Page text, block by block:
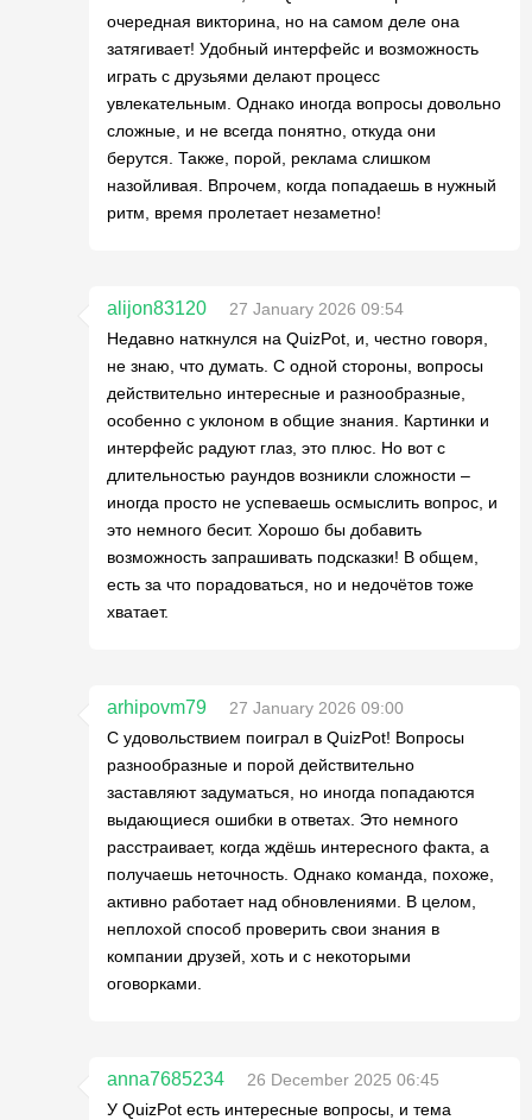
очередная викторина, но на самом деле она
затягивает! Удобный интерфейс и возможность
играть с друзьями делают процесс
увлекательным. Однако иногда вопросы довольно
сложные, и не всегда понятно, откуда они
берутся. Также, порой, реклама слишком
назойливая. Впрочем, когда попадаешь в нужный
ритм, время пролетает незаметно!
alijon83120
27 January 2026 09:54
Недавно наткнулся на QuizPot, и, честно говоря,
не знаю, что думать. С одной стороны, вопросы
действительно интересные и разнообразные,
особенно с уклоном в общие знания. Картинки и
интерфейс радуют глаз, это плюс. Но вот с
длительностью раундов возникли сложности –
иногда просто не успеваешь осмыслить вопрос, и
это немного бесит. Хорошо бы добавить
возможность запрашивать подсказки! В общем,
есть за что порадоваться, но и недочётов тоже
хватает.
arhipovm79
27 January 2026 09:00
С удовольствием поиграл в QuizPot! Вопросы
разнообразные и порой действительно
заставляют задуматься, но иногда попадаются
выдающиеся ошибки в ответах. Это немного
расстраивает, когда ждёшь интересного факта, а
получаешь неточность. Однако команда, похоже,
активно работает над обновлениями. В целом,
неплохой способ проверить свои знания в
компании друзей, хоть и с некоторыми
оговорками.
anna7685234
26 December 2025 06:45
У QuizPot есть интересные вопросы, и тема